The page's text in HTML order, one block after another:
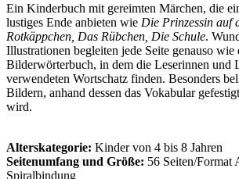
Ein Kinderbuch mit gereimten Märchen, die ein
lustiges Ende anbieten wieDie Prinzessin auf
Rotkäppchen, Das Rübchen, Die Schule.
Illustrationen begleiten jede Seite genauso wie
Bilderwörterbuch, in dem die Leserinnen und
verwendeten Wortschatz finden. Besonders
Bildern, anhand dessen das Vokabular gefestigt
Alterskategorie:Kinder von 4 bis 8 Jahren
Seitenumfang und Größe:56 Seiten/Format
Spiralbindung